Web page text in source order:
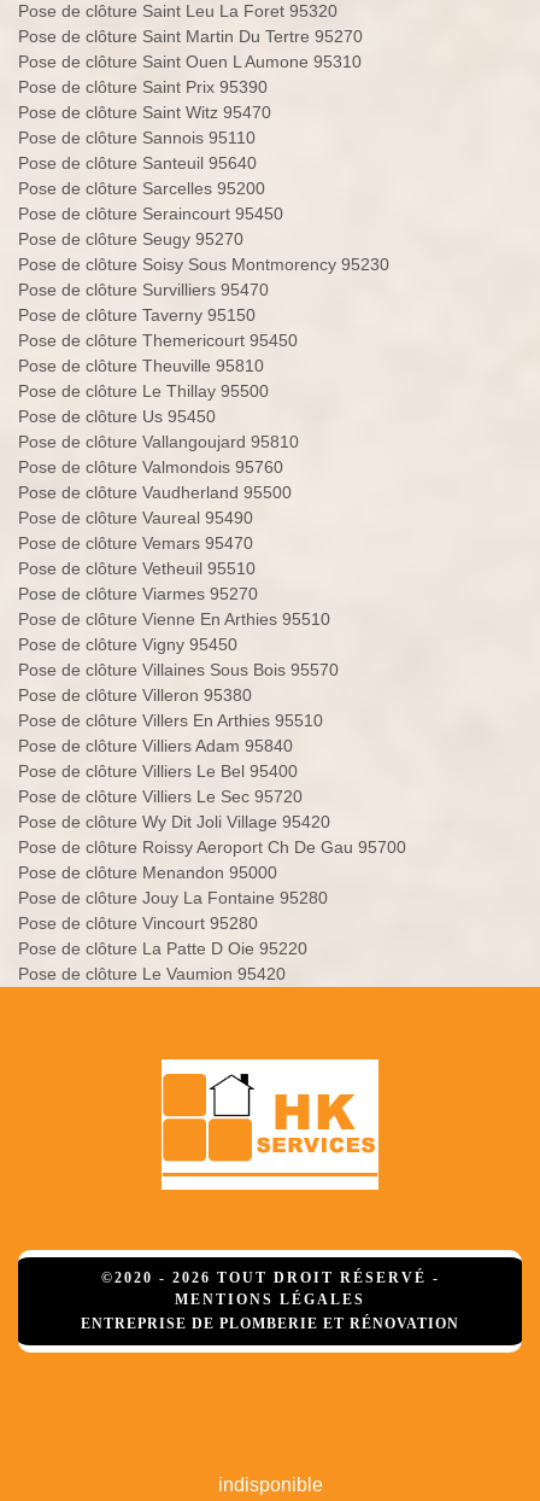
Pose de clôture Saint Leu La Foret 95320
Pose de clôture Saint Martin Du Tertre 95270
Pose de clôture Saint Ouen L Aumone 95310
Pose de clôture Saint Prix 95390
Pose de clôture Saint Witz 95470
Pose de clôture Sannois 95110
Pose de clôture Santeuil 95640
Pose de clôture Sarcelles 95200
Pose de clôture Seraincourt 95450
Pose de clôture Seugy 95270
Pose de clôture Soisy Sous Montmorency 95230
Pose de clôture Survilliers 95470
Pose de clôture Taverny 95150
Pose de clôture Themericourt 95450
Pose de clôture Theuville 95810
Pose de clôture Le Thillay 95500
Pose de clôture Us 95450
Pose de clôture Vallangoujard 95810
Pose de clôture Valmondois 95760
Pose de clôture Vaudherland 95500
Pose de clôture Vaureal 95490
Pose de clôture Vemars 95470
Pose de clôture Vetheuil 95510
Pose de clôture Viarmes 95270
Pose de clôture Vienne En Arthies 95510
Pose de clôture Vigny 95450
Pose de clôture Villaines Sous Bois 95570
Pose de clôture Villeron 95380
Pose de clôture Villers En Arthies 95510
Pose de clôture Villiers Adam 95840
Pose de clôture Villiers Le Bel 95400
Pose de clôture Villiers Le Sec 95720
Pose de clôture Wy Dit Joli Village 95420
Pose de clôture Roissy Aeroport Ch De Gau 95700
Pose de clôture Menandon 95000
Pose de clôture Jouy La Fontaine 95280
Pose de clôture Vincourt 95280
Pose de clôture La Patte D Oie 95220
Pose de clôture Le Vaumion 95420
©2020 - 2026 TOUT DROIT RÉSERVÉ -
MENTIONS LÉGALES
ENTREPRISE DE PLOMBERIE ET RÉNOVATION
indisponible